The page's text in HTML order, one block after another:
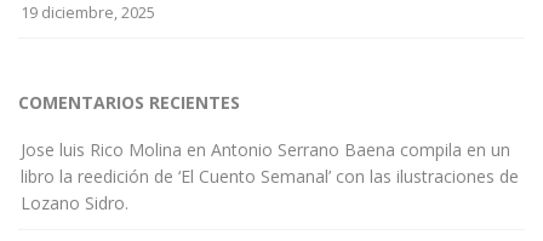
19 diciembre, 2025
COMENTARIOS RECIENTES
Jose luis Rico Molina en Antonio Serrano Baena compila en un
libro la reedición de ‘El Cuento Semanal’ con las ilustraciones de
Lozano Sidro.